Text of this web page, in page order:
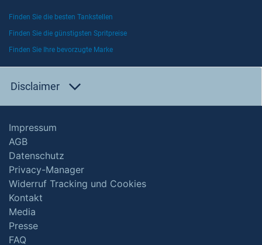
Finden Sie die besten Tankstellen
Finden Sie die günstigsten Spritpreise
Finden Sie Ihre bevorzugte Marke
Disclaimer
Impressum
AGB
Datenschutz
Privacy-Manager
Widerruf Tracking und Cookies
Kontakt
Media
Presse
FAQ